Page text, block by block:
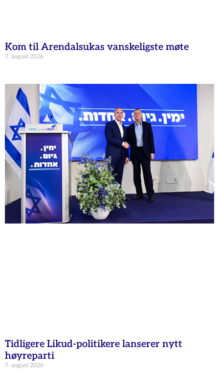
Kom til Arendalsukas vanskeligste møte
7. august 2026
Tidligere Likud-politikere lanserer nytt
høyreparti
7. august 2026